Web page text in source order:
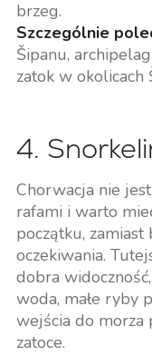
brzeg.
Szczególnie
Šipanu,
zatok w okolicach
4.
Chorwacja nie
rafami i warto
początku,
oczekiwania.
dobra
woda, małe ryby
wejścia do morza
zatoce.